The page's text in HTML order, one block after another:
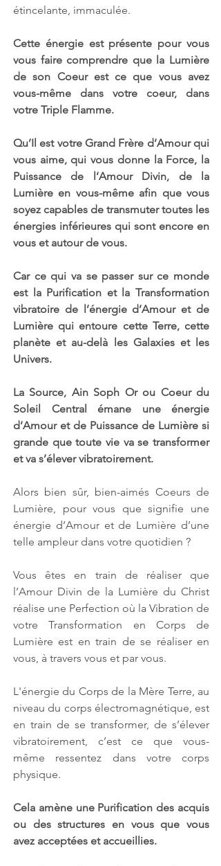
étincelante, immaculée.
Cette énergie est présente pour vous
vous faire comprendre que la Lumière
de son Coeur est ce que vous avez
vous-même dans votre coeur, dans
votre Triple Flamme.
Qu’Il est votre Grand Frère d’Amour qui
vous aime, qui vous donne la Force, la
Puissance de l’Amour Divin, de la
Lumière en vous-même afin que vous
soyez capables de transmuter toutes les
énergies inférieures qui sont encore en
vous et autour de vous.
Car ce qui va se passer sur ce monde
est la Purification et la Transformation
vibratoire de l’énergie d’Amour et de
Lumière qui entoure cette Terre, cette
planète et au-delà les Galaxies et les
Univers.
La Source, Ain Soph Or ou Coeur du
Soleil Central émane une énergie
d’Amour et de Puissance de Lumière si
grande que toute vie va se transformer
et va s’élever vibratoirement.
Alors bien sûr, bien-aimés Coeurs de
Lumière, pour vous que signifie une
énergie d’Amour et de Lumière d’une
telle ampleur dans votre quotidien ?
Vous êtes en train de réaliser que
l’Amour Divin de la Lumière du Christ
réalise une Perfection où la Vibration de
votre Transformation en Corps de
Lumière est en train de se réaliser en
vous, à travers vous et par vous.
L'énergie du Corps de la Mère Terre, au
niveau du corps électromagnétique, est
en train de se transformer, de s’élever
vibratoirement, c’est ce que vous-
même ressentez dans votre corps
physique.
Cela amène une Purification des acquis
ou des structures en vous que vous
avez acceptées et accueillies.